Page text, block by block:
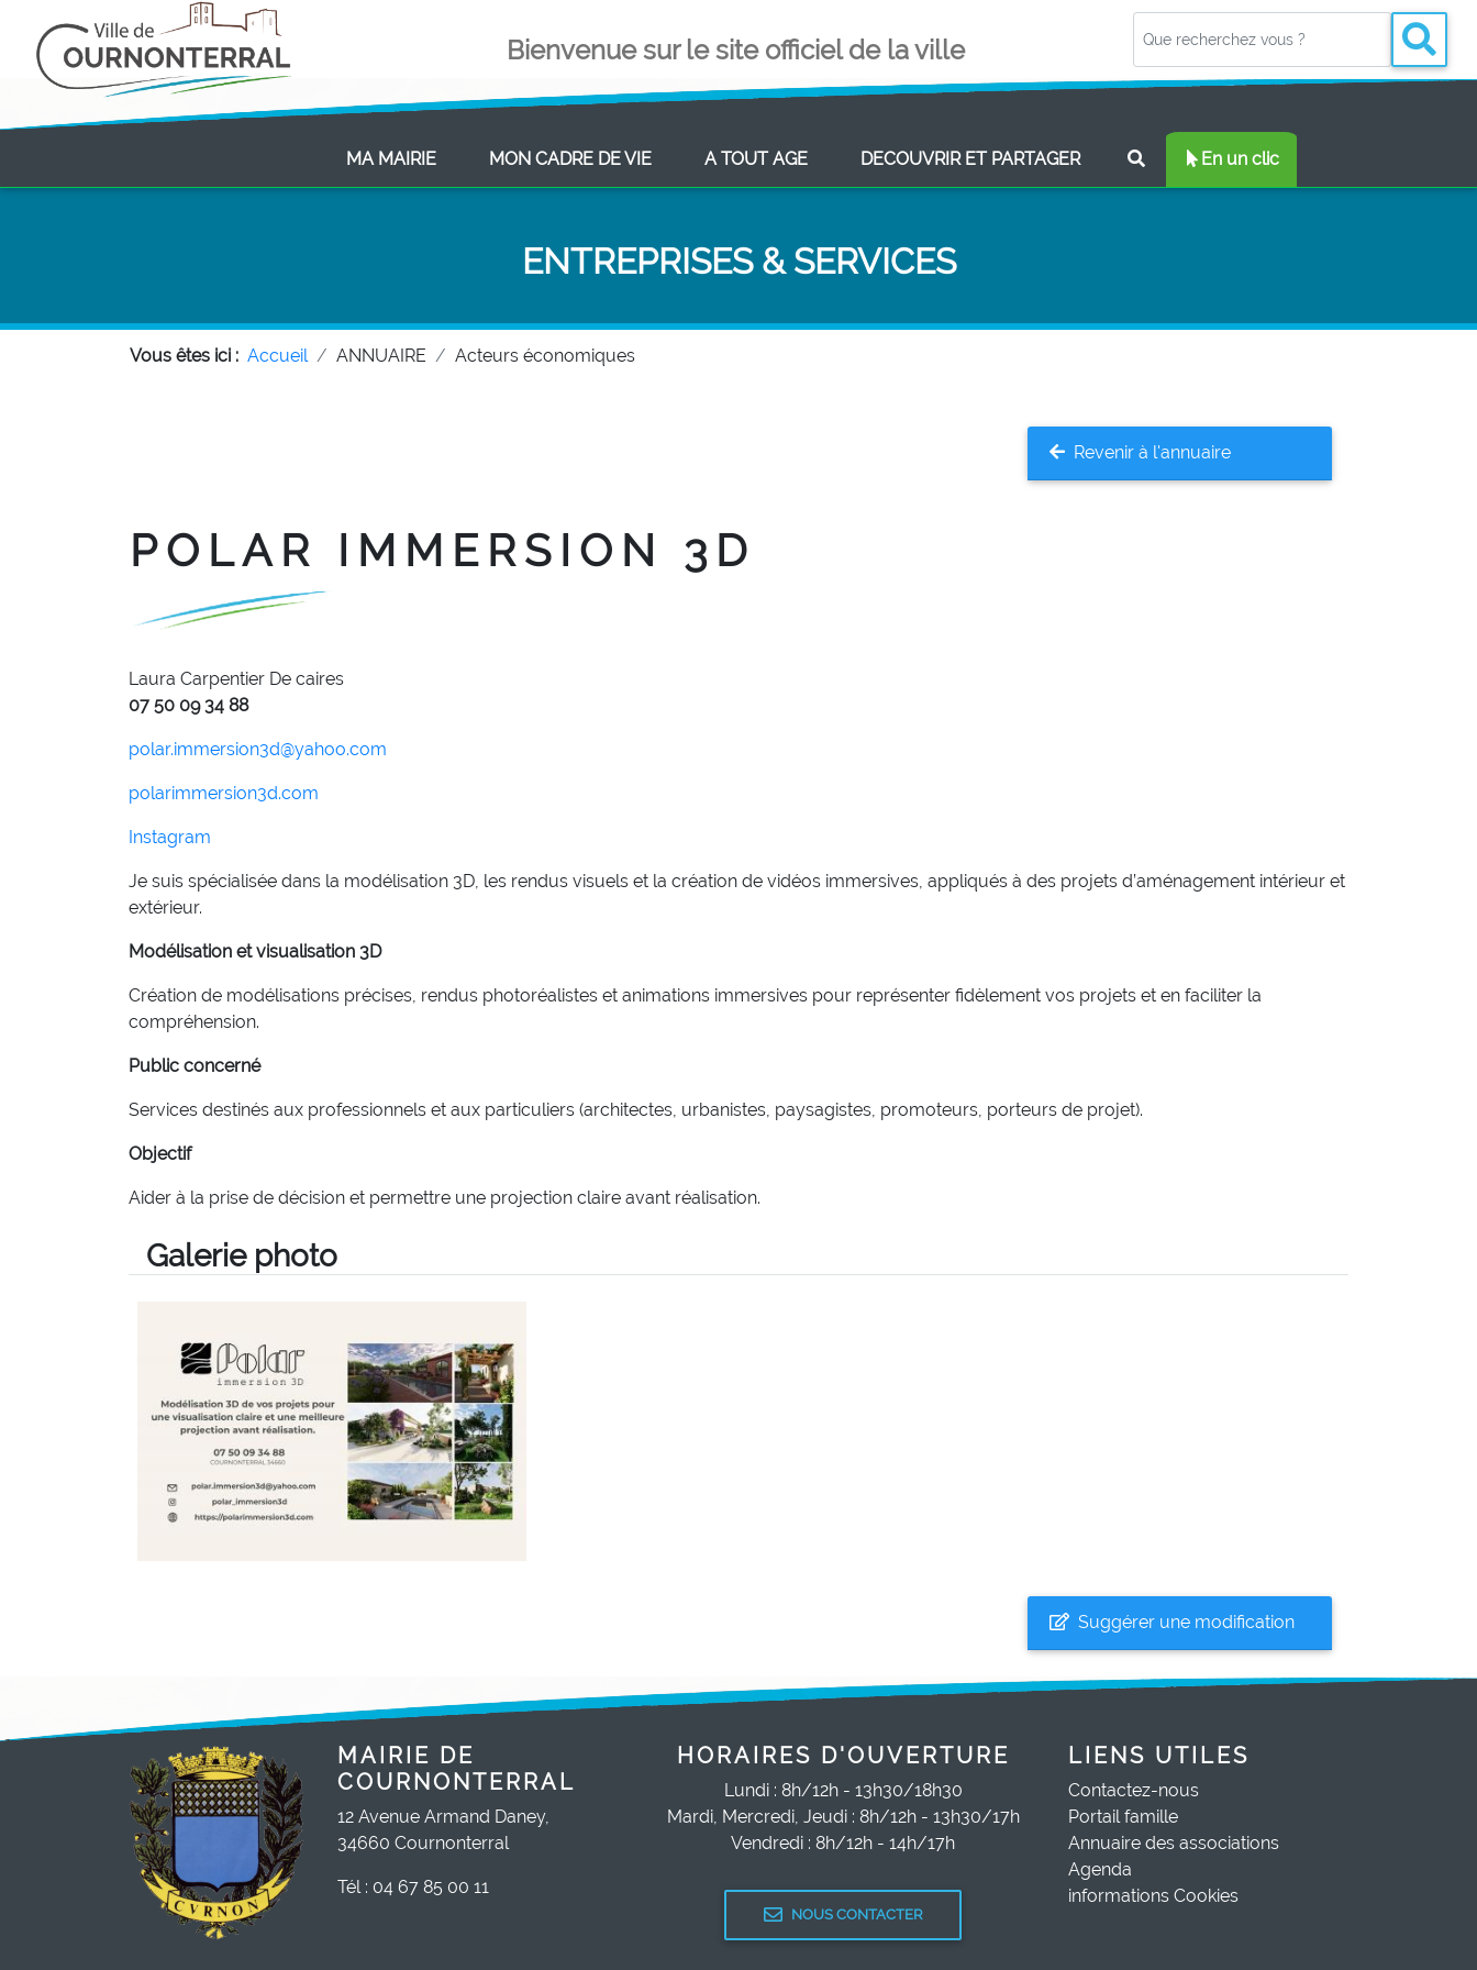
Bienvenue sur le site officiel de la ville
MA MAIRIE(CURRENT)MON CADRE DE VIE(CURRENT)A TOUT AGE(CURRENT)DECOUVRIR ET PARTAGER(CURRENT) En un clic
ENTREPRISES & SERVICES
Vous êtes ici : Accueil ANNUAIRE Acteurs économiques
Revenir à l'annuaire
POLAR IMMERSION 3D
Laura Carpentier De caires
07 50 09 34 88
polar.immersion3d@yahoo.com
polarimmersion3d.com
Instagram
Je suis spécialisée dans la modélisation 3D, les rendus visuels et la création de vidéos immersives, appliqués à des projets d’aménagement intérieur et
extérieur.
Modélisation et visualisation 3D
Création de modélisations précises, rendus photoréalistes et animations immersives pour représenter fidèlement vos projets et en faciliter la
compréhension.
Public concerné
Services destinés aux professionnels et aux particuliers (architectes, urbanistes, paysagistes, promoteurs, porteurs de projet).
Objectif
Aider à la prise de décision et permettre une projection claire avant réalisation.
Galerie photo
Suggérer une modification
MAIRIE DE
COURNONTERRAL
12 Avenue Armand Daney,
34660 Cournonterral
Tél : 04 67 85 00 11
HORAIRES D'OUVERTURE
Lundi : 8h/12h - 13h30/18h30
Mardi, Mercredi, Jeudi : 8h/12h - 13h30/17h
Vendredi : 8h/12h - 14h/17h
NOUS CONTACTER
LIENS UTILES
Contactez-nous
Portail famille
Annuaire des associations
Agenda
informations Cookies